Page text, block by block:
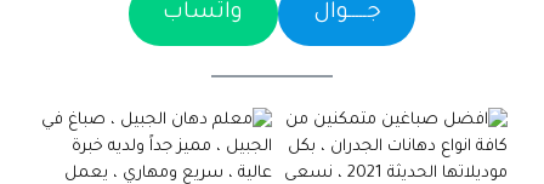
جـــــوال واتساب